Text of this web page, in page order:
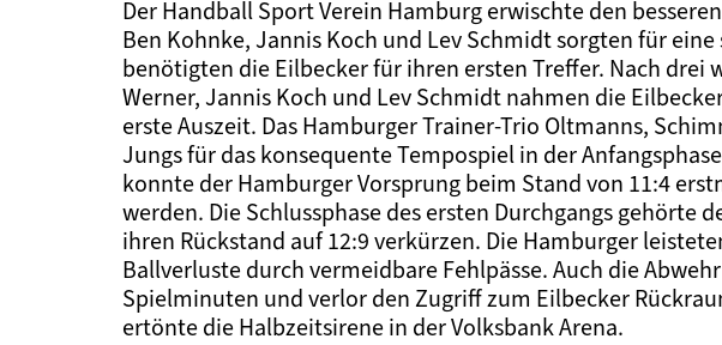
Der Handball Sport Verein Hamburg erwischte den
Ben Kohnke, Jannis Koch und Lev Schmidt sorgten für
benötigten die Eilbecker für ihren ersten Treffer. Nach drei
Werner, Jannis Koch und Lev Schmidt nahmen die
erste Auszeit. Das Hamburger Trainer-Trio Oltmanns,
Jungs für das konsequente Tempospiel in der
konnte der Hamburger Vorsprung beim Stand von 11:4
werden. Die Schlussphase des ersten Durchgangs gehörte
ihren Rückstand auf 12:9 verkürzen. Die Hamburger
Ballverluste durch vermeidbare Fehlpässe. Auch die
Spielminuten und verlor den Zugriff zum Eilbecker
ertönte die Halbzeitsirene in der Volksbank Arena.